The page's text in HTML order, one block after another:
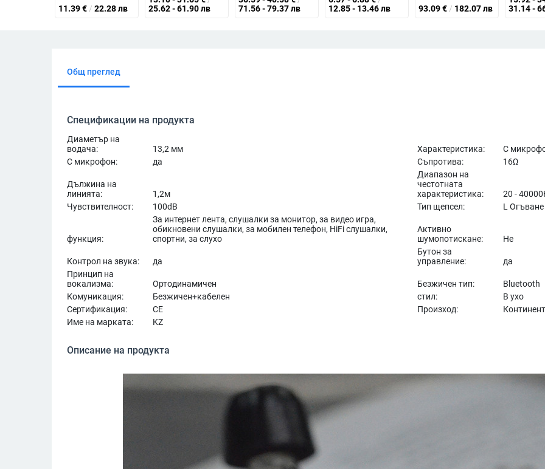
11.39€ / 22.28 лв
25.62 - 61.90 лв
71.56 - 79.37 лв
12.85 - 13.46 лв
93.09€ / 182.07 лв
31.14 -
Общ преглед
Спецификации на продукта
Диаметър на
водача:
13,2 мм Характеристика:
С
С микрофон:
да Съпротива: 16Ω
Дължина на
линията:
1,2м
Диапазон на
честотната
характеристика:
20 -
Чувствителност:
100dB Тип щепсел: L Огъване
функция:
За интернет лента, слушалки за монитор, за видео игра,
обикновени слушалки, за мобилен телефон, HiFi слушалки,
спортни, за слухо
Активно
шумопотискане:
Не
Контрол на звука: да
Бутон за
управление:
да
Принцип на
вокализма:
Ортодинамичен Безжичен тип:
Bluetooth
Комуникация:
Безжичен+кабелен стил:
В ухо
Сертификация:
CE Произход:
Име на марката:
KZ
Описание на продукта